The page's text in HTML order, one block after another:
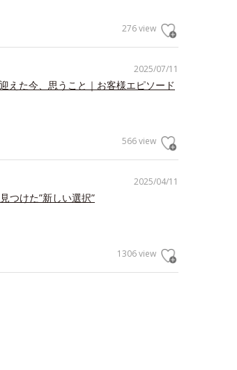
276 view
2025/07/11
えた今、思うこと｜お客様エピソード
566 view
2025/04/11
つけた”新しい選択”
1306 view